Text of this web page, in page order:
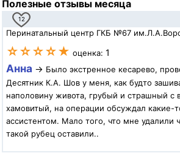
Полезные отзывы месяца
12
Перинатальный центр ГКБ №67
☆☆☆☆★ оценка: 1
Анна → Было экстренное кесарево,
Десятник К.А. Шов у меня, как будто
наполовину живота, грубый и страшный с
хамовитый, на операции обсуждал какие-
ассистентом. Мало того, что мне удалили
такой рубец оставили..